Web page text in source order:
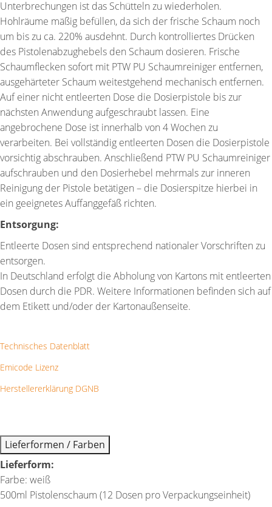
Unterbrechungen ist das Schütteln zu wiederholen.
Hohlräume mäßig befüllen, da sich der frische Schaum noch
um bis zu ca. 220% ausdehnt. Durch kontrolliertes Drücken
des Pistolenabzughebels den Schaum dosieren. Frische
Schaumflecken sofort mit PTW PU Schaumreiniger entfernen,
ausgehärteter Schaum weitestgehend mechanisch entfernen.
Auf einer nicht entleerten Dose die Dosierpistole bis zur
nächsten Anwendung aufgeschraubt lassen. Eine
angebrochene Dose ist innerhalb von 4 Wochen zu
verarbeiten. Bei vollständig entleerten Dosen die Dosierpistole
vorsichtig abschrauben. Anschließend PTW PU Schaumreiniger
aufschrauben und den Dosierhebel mehrmals zur inneren
Reinigung der Pistole betätigen – die Dosierspitze hierbei in
ein geeignetes Auffanggefäß richten.
Entsorgung:
Entleerte Dosen sind entsprechend nationaler Vorschriften zu
entsorgen.
In Deutschland erfolgt die Abholung von Kartons mit entleerten
Dosen durch die PDR. Weitere Informationen befinden sich auf
dem Etikett und/oder der Kartonaußenseite.
Technisches Datenblatt
Emicode Lizenz
Herstellererklärung DGNB
Lieferformen / Farben
Lieferform:
Farbe: weiß
500ml Pistolenschaum (12 Dosen pro Verpackungseinheit)